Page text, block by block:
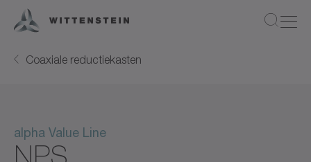
Coaxiale reductiekasten
alpha Value Line
NPS